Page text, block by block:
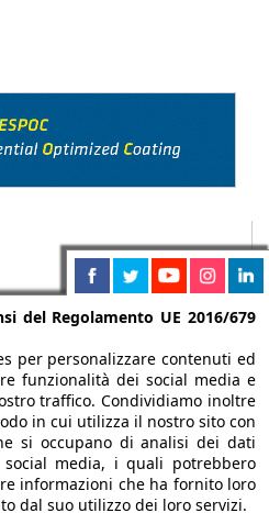
Per la tua pubblicità
Iscriviti alla
del Regolamento UE 2016/679
per personalizzare contenuti ed
funzionalità dei social media e
traffico. Condividiamo inoltre
in cui utilizza il nostro sito con
si occupano di analisi dei dati
media, i quali potrebbero
informazioni che ha fornito loro
dal suo utilizzo dei loro servizi.